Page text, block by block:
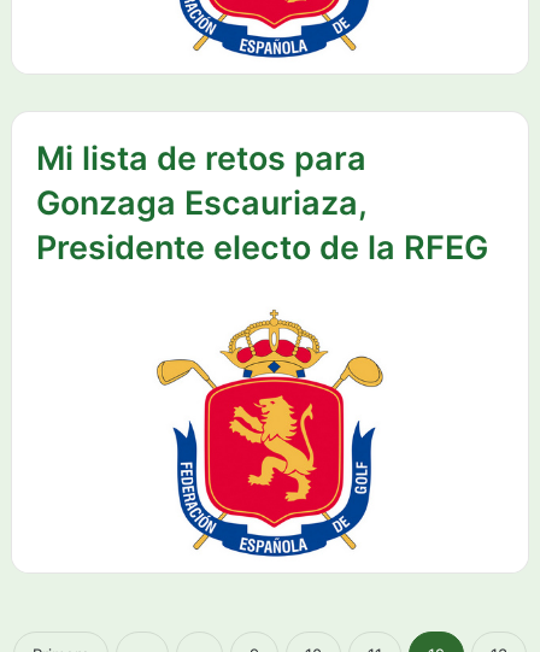
Mi lista de retos para
Gonzaga Escauriaza,
Presidente electo de la RFEG